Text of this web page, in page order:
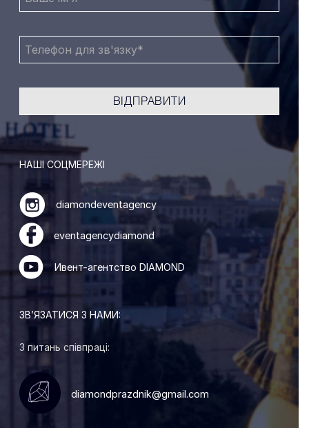
НАШІ СОЦМЕРЕЖІ
diamondeventagency
eventagencydiamond
Ивент-агентство DIAMOND
ЗВ’ЯЗАТИСЯ З НАМИ:
З питань співпраці:
diamondprazdnik@gmail.com
Замовити захід: